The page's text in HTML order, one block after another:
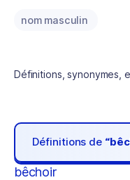
nom masculin
Définitions, synonymes,
Définitions de
bêchoir